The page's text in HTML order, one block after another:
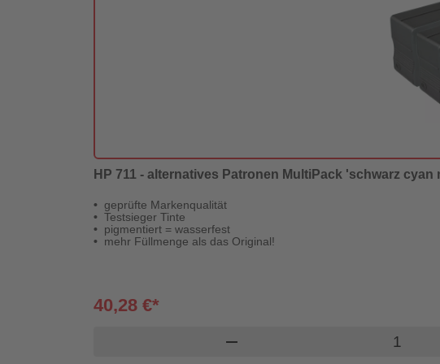
HP 711 - alternatives Patronen MultiPack 'schwarz
geprüfte Markenqualität
Testsieger Tinte
pigmentiert = wasserfest
mehr Füllmenge als das Original!
40,28 €*
remove Produkt